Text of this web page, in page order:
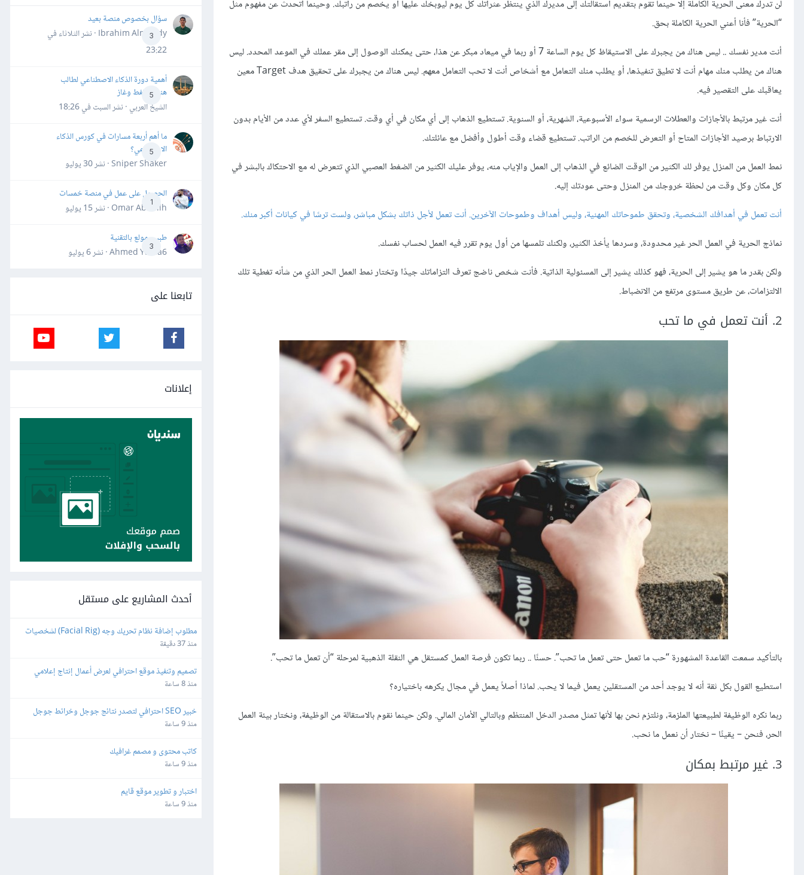
لن تدرك معنى الحرية الكاملة إلا حينما تقوم بتقديم استقالتك إلى مديرك الذي ينتظر عثراتك كل يوم ليوبخك عليها أو يخصم من راتبك. وحينما أتحدث عن مفهوم مثل
“الحرية” فأنا أعني الحرية الكاملة بحق.
أنت مدير نفسك .. ليس هناك من يجبرك على الاستيقاظ كل يوم الساعة 7 أو ربما في ميعاد مبكر عن هذا، حتى يمكنك الوصول إلى مقر عملك في الموعد المحدد. ليس
هناك من يطلب منك مهام أنت لا تطيق تنفيذها، أو يطلب منك التعامل مع أشخاص أنت لا تحب التعامل معهم. ليس هناك من يجبرك على تحقيق هدف Target معين
يعاقبك على التقصير فيه.
أنت غير مرتبط بالأجازات والعطلات الرسمية سواء الأسبوعية، الشهرية، أو السنوية. تستطيع الذهاب إلى أي مكان في أي وقت. تستطيع السفر لأي عدد من الأيام بدون
الارتباط برصيد الأجازات المتاح أو التعرض للخصم من الراتب. تستطيع قضاء وقت أطول وأفضل مع عائلتك.
نمط العمل من المنزل يوفر لك الكثير من الوقت الضائع في الذهاب إلى العمل والإياب منه، يوفر عليك الكثير من الضغط العصبي الذي تتعرض له مع الاحتكاك بالبشر في
كل مكان وكل وقت من لحظة خروجك من المنزل وحتى عودتك إليه.
أنت تعمل في أهدافك الشخصية، وتحقق طموحاتك المهنية، وليس أهداف وطموحات الآخرين. أنت تعمل لأجل ذاتك بشكل مباشر، ولست ترسًا في كيانات أكبر منك.
نماذج الحرية في العمل الحر غير محدودة، وسردها يأخذ الكثير، ولكنك تلمسها من أول يوم تقرر فيه العمل لحساب نفسك.
ولكن بقدر ما هو يشير إلى الحرية، فهو كذلك يشير إلى المسئولية الذاتية. فأنت شخص ناضج تعرف التزاماتك جيدًا وتختار نمط العمل الحر الذي من شأنه تغطية تلك
الالتزامات، عن طريق مستوى مرتفع من الانضباط.
2. أنت تعمل في ما تحب
بالتأكيد سمعت القاعدة المشهورة “حب ما تعمل حتى تعمل ما تحب”. حسنًا .. ربما تكون فرصة العمل كمستقل هي النقلة الذهبية لمرحلة “أن تعمل ما تحب”.
استطيع القول بكل ثقة أنه لا يوجد أحد من المستقلين يعمل فيما لا يحب. لماذا أصلاً يعمل في مجال يكرهه باختياره؟
ربما نكره الوظيفة لطبيعتها الملزمة، ونلتزم نحن بها لأنها تمثل مصدر الدخل المنتظم وبالتالي الأمان المالي. ولكن حينما نقوم بالاستقالة من الوظيفة، ونختار بيئة العمل
الحر، فنحن – يقينًا – نختار أن نعمل ما نحب.
3. غير مرتبط بمكان
3
سؤال بخصوص منصة بعيد
Ibrahim Almahdy · نشر
الثلاثاء في
23:22
5
أهمية دورة الذكاء الاصطناعي لطالب
هندسة نفط وغاز
الشيخ العربي · نشرالسبت في 18:26
5
ما أهم أربعة مسارات في كورس الذكاء
الاصطناعي؟
Sniper Shaker · نشر
30 يوليو
1
الحصول على عمل في منصة خمسات
Omar Abdallh · نشر
15 يوليو
3
طبيب مولع بالتقنية
Ahmed Yahia6 · نشر
6 يوليو
تابعنا على
إعلانات
أحدث المشاريع على مستقل
3D بصيغة FBX باستخدام Blender
منذ 37 دقيقة
تصميم وتنفيذ موقع احترافي لعرض أعمال إنتاج إعلامي
منذ 8 ساعة
خبير SEO احترافي لتصدر نتائج جوجل وخرائط جوجل
منذ 9 ساعة
كاتب محتوى و مصمم غرافيك
منذ 9 ساعة
اختبار و تطوير موقع قايم
منذ 9 ساعة